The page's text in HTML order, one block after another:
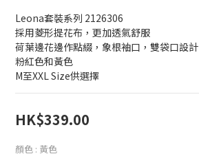
Leona套裝系列 2126306
採用菱形提花布，更加透氣舒服
荷葉邊花邊作點綴，象根袖口，雙袋口設計
粉紅色和黃色
M至XXL Size供選擇
HK$339.00
顏色 : 黃色